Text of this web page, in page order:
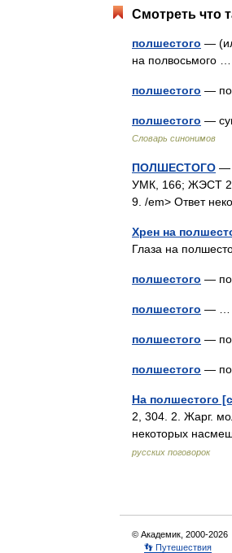
Смотреть что
полшестого —
на полвосьмого
полшестого —
полшестого —
Словарь синонимов
ПОЛШЕСТОГО —
УМК, 166; ЖЭСТ 2,
9. /em> Ответ
Хрен на
Глаза на
полшестого —
полшестого —
полшестого —
полшестого —
На полшестого
2, 304. 2. Жарг.
некоторых
русских поговорок
© Академик, 2000-2026
👣 Путешествия